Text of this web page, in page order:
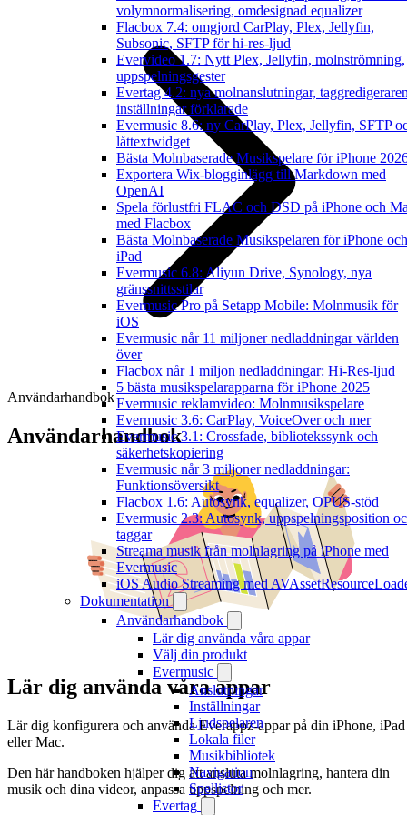
volymnormalisering, omdesignad equalizer
Flacbox 7.4: omgjord CarPlay, Plex, Jellyfin,
Subsonic, SFTP för hi-res-ljud
Evervideo 1.7: Nytt Plex, Jellyfin, molnströmning,
uppspelningsgester
Evertag 4.2: nya molnanslutningar,
inställningar förklarade
Evermusic 8.6: ny CarPlay, Plex, Jellyfin, SFTP
låttextwidget
Bästa Molnbaserade Musikspelare för iPhone
Exportera Wix-blogginlägg till Markdown med
OpenAI
Spela förlustfri FLAC och DSD på iPhone och
med Flacbox
Bästa Molnbaserade Musikspelaren för iPhone och
iPad
Evermusic 6.8: Aliyun Drive, Synology, nya
gränssnittsstilar
Evermusic Pro på Setapp Mobile: Molnmusik för
iOS
Evermusic når 11 miljoner nedladdningar världen
över
Flacbox når 1 miljon nedladdningar: Hi-Res-ljud
5 bästa musikspelarapparna för iPhone 2025
Evermusic reklamvideo: Molnmusikspelare
Evermusic 3.6: CarPlay, VoiceOver och mer
Evermusic 3.1: Crossfade, bibliotekssynk och
säkerhetskopiering
Evermusic når 3 miljoner nedladdningar:
Funktionsöversikt
Flacbox 1.6: Autosynk, equalizer, OPUS-stöd
Evermusic 2.3: Autosynk, uppspelningsposition
taggar
Streama musik från molnlagring på iPhone med
Evermusic
iOS Audio Streaming med
Dokumentation
Användarhandbok
Lär dig använda våra appar
Välj din produkt
Evermusic
Anslutningar
Inställningar
Ljudspelaren
Lokala filer
Musikbibliotek
Navigation
Spellistor
Evertag
Användarhandbok
Användarhandbok
Lär dig använda våra appar
Lär dig konfigurera och använda Everappz-appar på din iPhone, iPad
eller Mac.
Den här handboken hjälper dig att ansluta molnlagring, hantera din
musik och dina videor, anpassa uppspelning och mer.